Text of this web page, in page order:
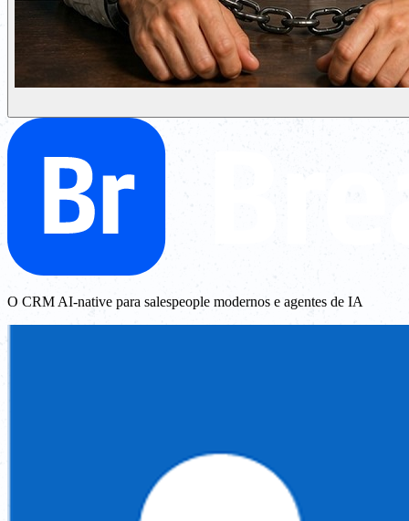
O CRM AI-native para salespeople modernos e agentes de IA